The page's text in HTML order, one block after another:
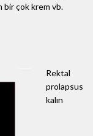
bir çok krem vb.
Rektal
prolapsus
kalın